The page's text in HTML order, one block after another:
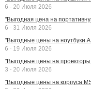
6 - 20 Июля 2026
"Выгодная цена на
6 - 31 Июля 2026
"Выгодные цены на ноутбуки
6 - 19 Июля 2026
"Выгодные цены на проекторы
3 - 20 Июля 2026
"Выгодные цены на корпуса